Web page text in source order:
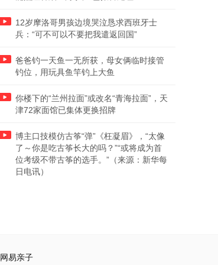
12岁摩洛哥男孩边境哭泣恳求西班牙士
兵：“可不可以不要把我遣返回国”
爸爸钓一天鱼一无所获，母女俩临时接管
钓位，用玩具鱼竿钓上大鱼
你楼下的“兰州拉面”或改名“青海拉面”，天
津72家面馆已集体更换招牌
博主口技模仿古筝“弹”《枉凝眉》，“太像
了～你是吃古筝长大的吗？”“或将成为首
位考级不带古筝的选手。”（来源：新华每
日电讯）
网易亲子